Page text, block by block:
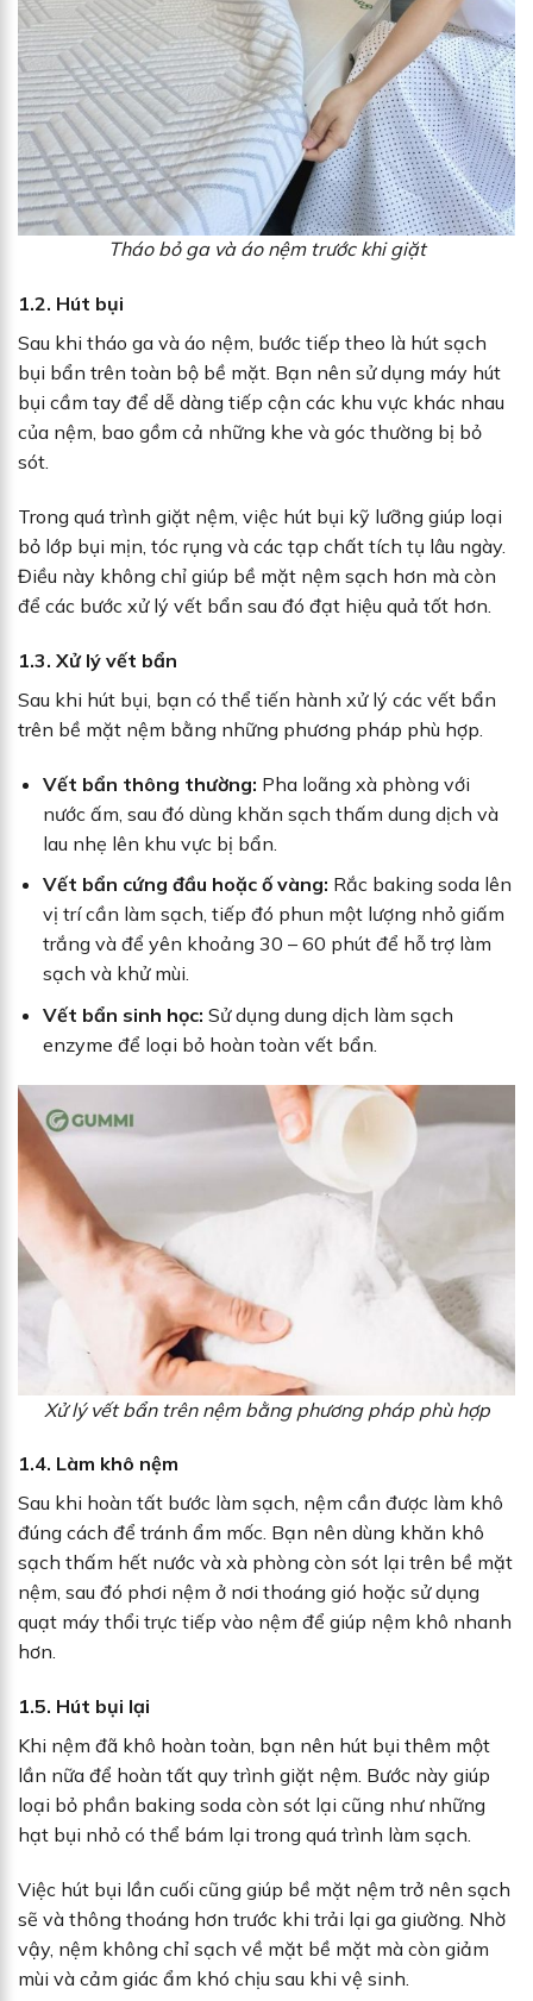
Tháo bỏ ga và áo nệm trước khi giặt
1.2. Hút bụi
Sau khi tháo ga và áo nệm, bước tiếp theo là hút sạch
bụi bẩn trên toàn bộ bề mặt. Bạn nên sử dụng máy hút
bụi cầm tay để dễ dàng tiếp cận các khu vực khác nhau
của nệm, bao gồm cả những khe và góc thường bị bỏ
sót.
Trong quá trình giặt nệm, việc hút bụi kỹ lưỡng giúp loại
bỏ lớp bụi mịn, tóc rụng và các tạp chất tích tụ lâu ngày.
Điều này không chỉ giúp bề mặt nệm sạch hơn mà còn
để các bước xử lý vết bẩn sau đó đạt hiệu quả tốt hơn.
1.3. Xử lý vết bẩn
Sau khi hút bụi, bạn có thể tiến hành xử lý các vết bẩn
trên bề mặt nệm bằng những phương pháp phù hợp.
Vết bẩn thông thường: Pha loãng xà phòng với
nước ấm, sau đó dùng khăn sạch thấm dung dịch và
lau nhẹ lên khu vực bị bẩn.
Vết bẩn cứng đầu hoặc ố vàng: Rắc baking soda lên
vị trí cần làm sạch, tiếp đó phun một lượng nhỏ giấm
trắng và để yên khoảng 30 – 60 phút để hỗ trợ làm
sạch và khử mùi.
Vết bẩn sinh học: Sử dụng dung dịch làm sạch
enzyme để loại bỏ hoàn toàn vết bẩn.
Xử lý vết bẩn trên nệm bằng phương pháp phù hợp
1.4. Làm khô nệm
Sau khi hoàn tất bước làm sạch, nệm cần được làm khô
đúng cách để tránh ẩm mốc. Bạn nên dùng khăn khô
sạch thấm hết nước và xà phòng còn sót lại trên bề mặt
nệm, sau đó phơi nệm ở nơi thoáng gió hoặc sử dụng
quạt máy thổi trực tiếp vào nệm để giúp nệm khô nhanh
hơn.
1.5. Hút bụi lại
Khi nệm đã khô hoàn toàn, bạn nên hút bụi thêm một
lần nữa để hoàn tất quy trình giặt nệm. Bước này giúp
loại bỏ phần baking soda còn sót lại cũng như những
hạt bụi nhỏ có thể bám lại trong quá trình làm sạch.
Việc hút bụi lần cuối cũng giúp bề mặt nệm trở nên sạch
sẽ và thông thoáng hơn trước khi trải lại ga giường. Nhờ
vậy, nệm không chỉ sạch về mặt bề mặt mà còn giảm
mùi và cảm giác ẩm khó chịu sau khi vệ sinh.